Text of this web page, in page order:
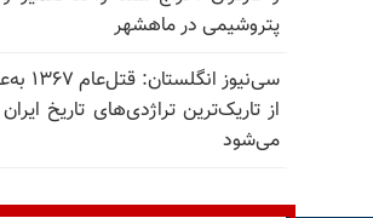
پتروشیمی در ماهشهر
سی‌نیوز
از تاریک‌ترین تراژدی‌های تاریخ
می‌شود